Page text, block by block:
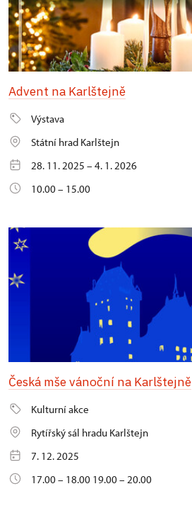
Advent na Karlštejně
Výstava
Státní hrad Karlštejn
28. 11. 2025 – 4. 1. 2026
10.00 – 15.00
Česká mše vánoční na Karlštejně
Kulturní akce
Rytířský sál hradu Karlštejn
7. 12. 2025
17.00 – 18.00 19.00 – 20.00